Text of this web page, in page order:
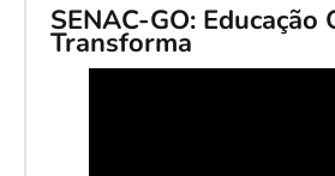
SENAC-GO: Educação
Transforma